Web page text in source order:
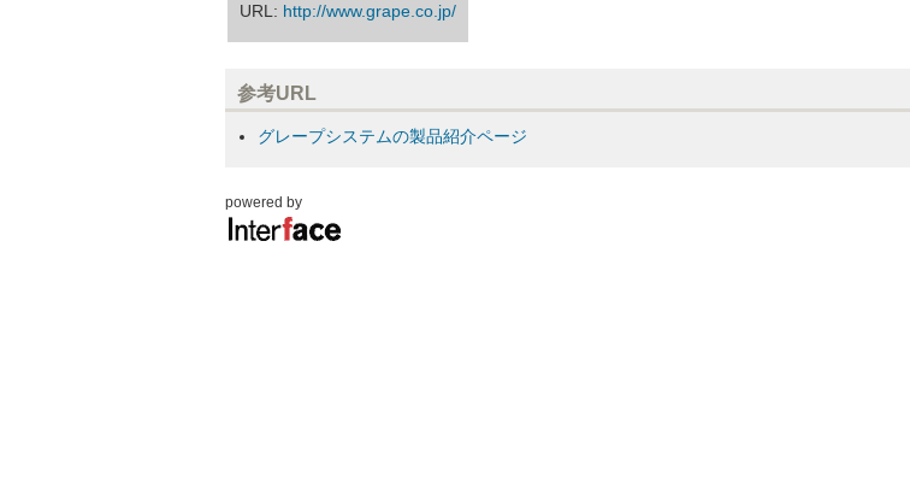
URL: http://www.grape.co.jp/
参考URL
グレープシステムの製品紹介ページ
powered by